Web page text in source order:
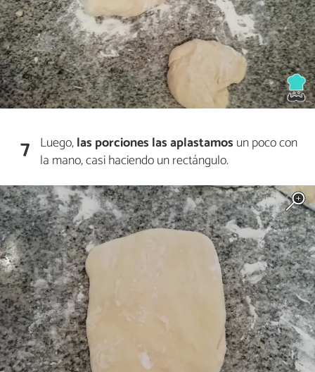
7 Luego,las porciones lasaplastamos un poco con
la mano, casi haciendo un rectángulo.